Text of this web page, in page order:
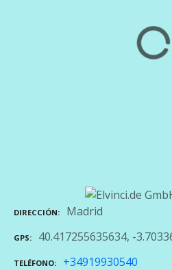
DIRECCIÓN Madrid
GPS 40.417255635634, -
TELÉFONO +34919930540